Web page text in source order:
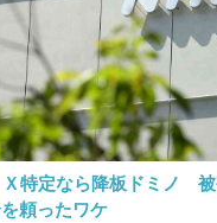
+88
じゃないのに、み
もおかしい。
Ｘ特定なら降板ドミノ
を頼ったワケ